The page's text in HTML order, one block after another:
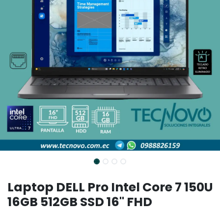
Laptop DELL Pro Intel Core 7 150U
16GB 512GB SSD 16" FHD